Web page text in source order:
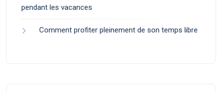
pendant les vacances
Comment profiter pleinement de son temps libre